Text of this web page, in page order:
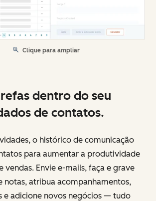
Clique para ampliar
dentro do seu
de contatos.
o histórico de comunicação
para aumentar a produtividade
vendas. Envie e-mails, faça e grave
notas, atribua acompanhamentos,
e adicione novos negócios — tudo